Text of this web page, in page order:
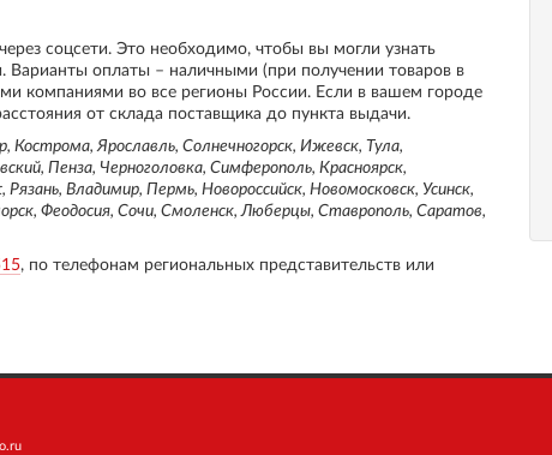
соцсети. Это необходимо, чтобы вы могли узнать
Варианты оплаты – наличными (при получении товаров в
компаниями во все регионы России. Если в вашем городе
от склада поставщика до пункта выдачи.
Ярославль, Солнечногорск, Ижевск, Тула,
Пенза, Черноголовка, Симферополь, Красноярск,
Владимир, Пермь, Новороссийск, Новомосковск, Усинск,
Феодосия, Сочи, Смоленск, Люберцы, Ставрополь, Саратов,
, по телефонам региональных представительств или